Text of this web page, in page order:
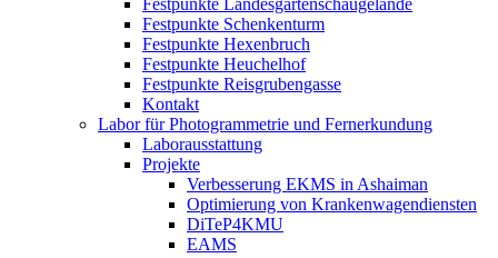
Festpunkte Landesgartenschaugelände
Festpunkte Schenkenturm
Festpunkte Hexenbruch
Festpunkte Heuchelhof
Festpunkte Reisgrubengasse
Kontakt
Labor für Photogrammetrie und Fernerkundung
Laborausstattung
Projekte
Verbesserung EKMS in Ashaiman
Optimierung von Krankenwagendiensten
DiTeP4KMU
EAMS